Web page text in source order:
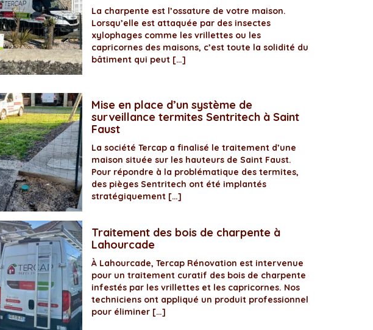
La charpente est l’ossature de votre maison.
Lorsqu’elle est attaquée par des insectes
xylophages comme les vrillettes ou les
capricornes des maisons, c’est toute la solidité du
bâtiment qui peut […]
Mise en place d’un système de
surveillance termites Sentritech à Saint
Faust
La société Tercap a finalisé le traitement d’une
maison située sur les hauteurs de Saint Faust.
Pour répondre à la problématique des termites,
des pièges Sentritech ont été implantés
stratégiquement […]
Traitement des bois de charpente à
Lahourcade
À Lahourcade, Tercap Rénovation est intervenue
pour un traitement curatif des bois de charpente
infestés par les vrillettes et les capricornes. Nos
techniciens ont appliqué un produit professionnel
pour éliminer […]